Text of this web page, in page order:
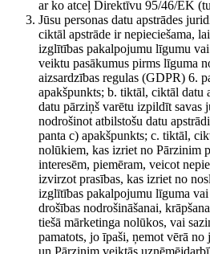
ar ko atceļ Direktīvu 95/46/EK
Jūsu personas datu apstrādes
ciktāl apstrāde ir nepieciešama,
izglītības pakalpojumu līgumu
veiktu pasākumus pirms līguma
aizsardzības regulas (GDPR) 6.
apakšpunkts; b. tiktāl, ciktāl datu
datu pārziņš varētu izpildīt savas
nodrošinot atbilstošu datu
panta c) apakšpunkts; c. tiktāl,
nolūkiem, kas izriet no Pārzinim
interesēm, piemēram, veicot
izvirzot prasības, kas izriet no
izglītības pakalpojumu līguma
drošības nodrošināšanai,
tiešā mārketinga nolūkos, vai
pamatots, jo īpaši, ņemot vērā no
un Pārzinim veiktās